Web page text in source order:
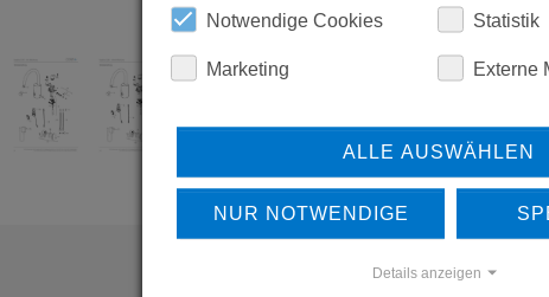
Notwendige Cookies Statistik
Marketing Externe
ALLE AUSWÄHLEN
NUR NOTWENDIGE
Details anzeigen